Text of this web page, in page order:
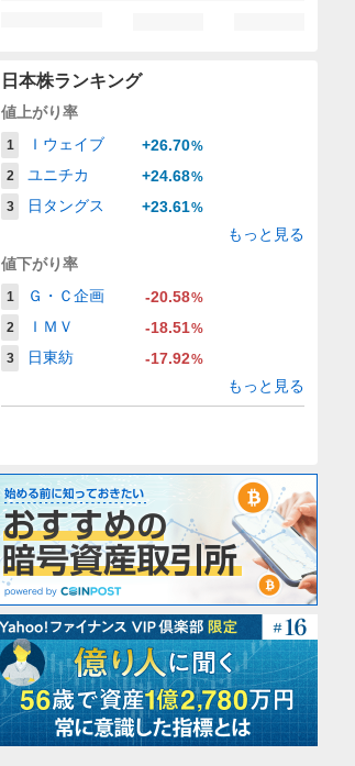
日本株ランキング
値上がり率
1 Ｉウェイブ +26.70%
2
ユニチカ +24.68%
3
日タングス +23.61%
もっと見る
値下がり率
1 Ｇ・Ｃ企画 -20.58%
2
ＩＭＶ -18.51%
3
日東紡 -17.92%
もっと見る